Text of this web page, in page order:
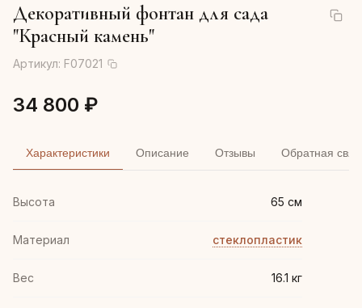
Декоративный фонтан для сада
"Красный камень"
Артикул: F07021
34 800 ₽
Характеристики Описание Отзывы Обратная
Высота 65 см
Материал стеклопластик
Вес 16.1 кг